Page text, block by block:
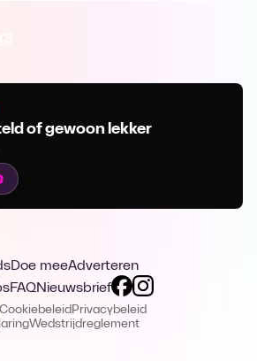
of gewoon lekker
Doe meeAdverteren
FAQNieuwsbrief
Cookiebeleid Privacybeleid
Wedstrijdreglement